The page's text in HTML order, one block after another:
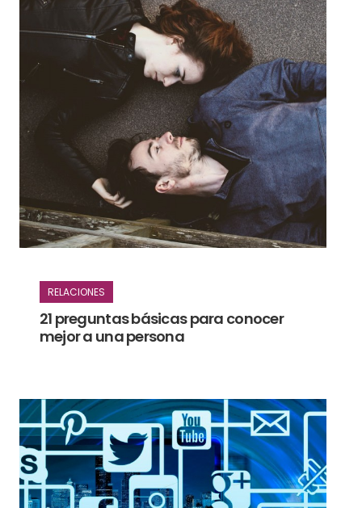
RELACIONES
21 preguntas básicas para conocer
mejor a una persona